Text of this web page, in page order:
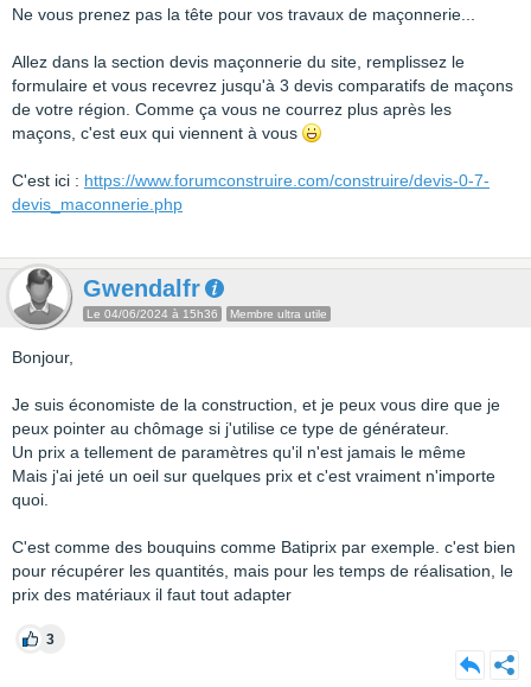
Ne vous prenez pas la tête pour vos travaux de maçonnerie...
Allez dans la section devis maçonnerie du site, remplissez le
formulaire et vous recevrez jusqu'à 3 devis comparatifs de maçons
de votre région. Comme ça vous ne courrez plus après les
maçons, c'est eux qui viennent à vous
C'est ici : https://www.forumconstruire.com/construire/devis-0-7-
devis_maconnerie.php
Gwendalfr
Le 04/06/2024 à 15h36 Membre ultra utile
Bonjour,
Je suis économiste de la construction, et je peux vous dire que je
peux pointer au chômage si j'utilise ce type de générateur.
Un prix a tellement de paramètres qu'il n'est jamais le même
Mais j'ai jeté un oeil sur quelques prix et c'est vraiment n'importe
quoi.
C'est comme des bouquins comme Batiprix par exemple. c'est bien
pour récupérer les quantités, mais pour les temps de réalisation, le
prix des matériaux il faut tout adapter
3